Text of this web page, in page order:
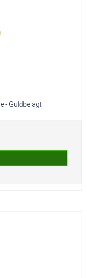
- Guldbelagt